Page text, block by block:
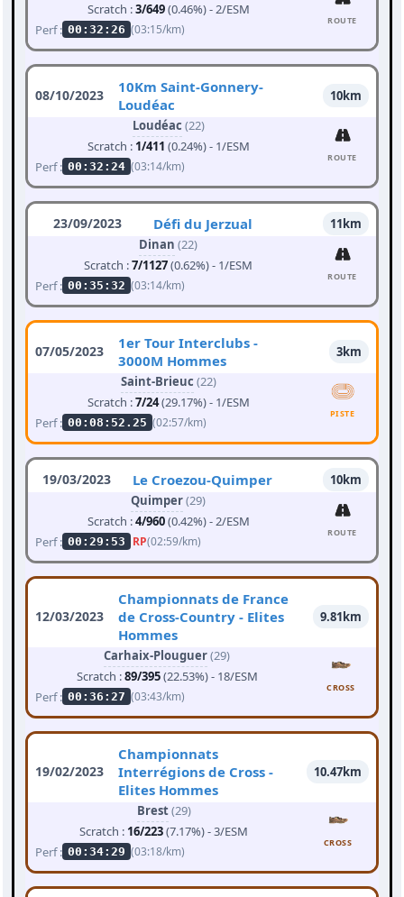
Scratch :3/649(0.46%) - 2/ESM
Perf : 00:32:26 (03:15/km)
ROUTE
08/10/2023
10Km Saint-Gonnery-
Loudéac
10km
Loudéac (22)
Scratch : 1/411 (0.24%) - 1/ESM
Perf : 00:32:24 (03:14/km)
ROUTE
23/09/2023 Défi du Jerzual
11km
Dinan (22)
Scratch :7/1127(0.62%) - 1/ESM
Perf : 00:35:32 (03:14/km)
ROUTE
07/05/2023
1er Tour Interclubs -
3000M Hommes
3km
Saint-Brieuc (22)
Scratch :7/24(29.17%) - 1/ESM
Perf : 00:08:52.25 (02:57/km)
PISTE
19/03/2023 Le Croezou-Quimper
10km
Quimper(29)
Scratch :4/960(0.42%) - 2/ESM
Perf : 00:29:53 RP(02:59/km)
ROUTE
12/03/2023
Championnats de France
de Cross-Country - Elites
Hommes
9.81km
Carhaix-Plouguer(29)
Scratch :89/395(22.53%) - 18/ESM
Perf : 00:36:27 (03:43/km)
CROSS
19/02/2023
Championnats
Interrégions de Cross -
Elites Hommes
10.47km
Brest(29)
Scratch : 16/223(7.17%) - 3/ESM
Perf : 00:34:29 (03:18/km)
CROSS